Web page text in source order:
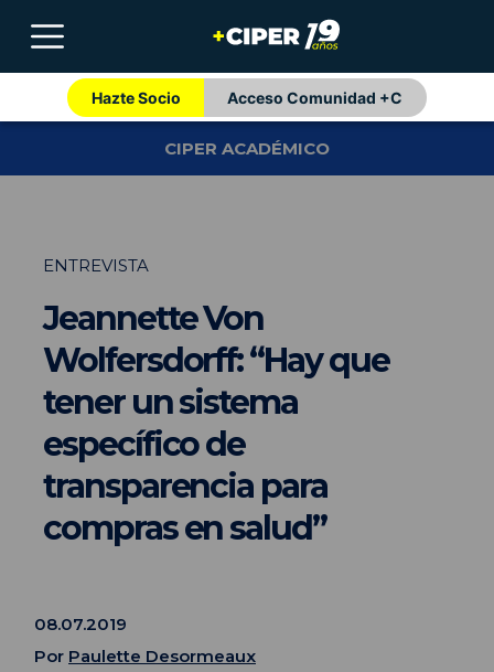
Hazte Socio Acceso Comunidad +C
CIPER ACADÉMICO
ENTREVISTA
Jeannette Von
Wolfersdorff: “Hay que
tener un sistema
específico de
transparencia para
compras en salud”
08.07.2019
Por Paulette Desormeaux